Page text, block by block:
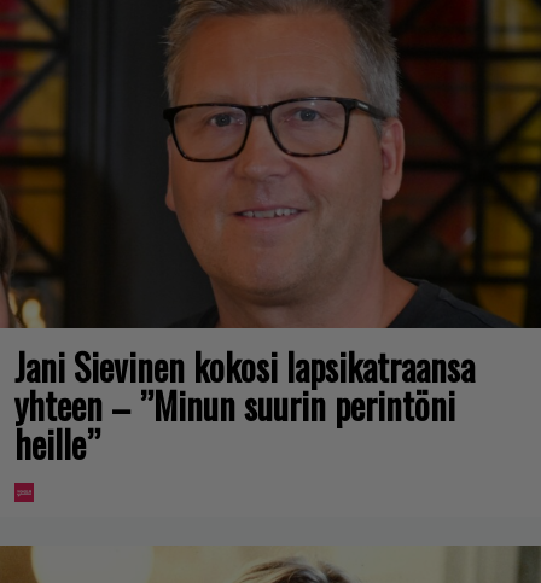
Jani Sievinen kokosi lapsikatraansa
yhteen – ”Minun suurin perintöni
heille”